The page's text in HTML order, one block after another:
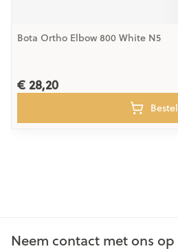
Bota Ortho Elbow 800 White N5
€ 28,20
Bestel
Neem contact met ons op